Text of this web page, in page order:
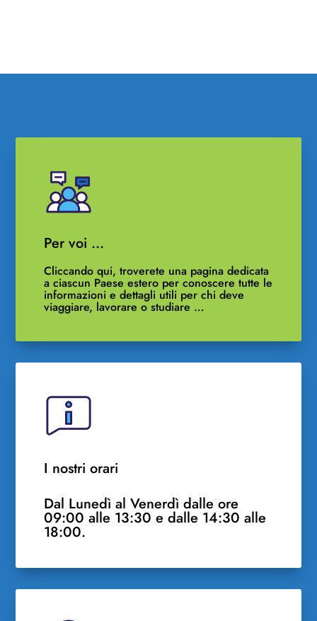
Per voi …
Cliccando qui, troverete una pagina dedicata
a ciascun Paese estero per conoscere tutte le
informazioni e dettagli utili per chi deve
viaggiare, lavorare o studiare …
I nostri orari
Dal Lunedì al Venerdì dalle ore
09:00 alle 13:30 e dalle 14:30 alle
18:00.